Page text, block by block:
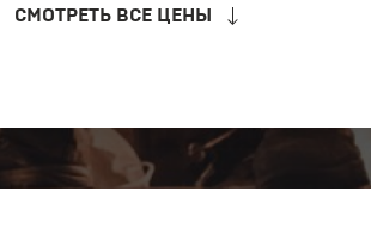
СМОТРЕТЬ ВСЕ ЦЕНЫ